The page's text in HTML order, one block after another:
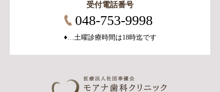
受付電話番号
048-753-9998
♦︎…土曜診療時間は18時迄です